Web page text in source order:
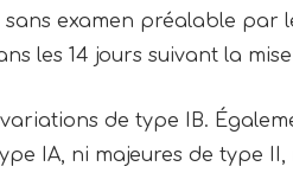
sans examen préalable par
les 14 jours suivant la
variations de type IB.
IA, ni majeures de type II,